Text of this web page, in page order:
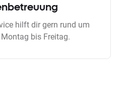
hilft dir gern rund um
bis Freitag.